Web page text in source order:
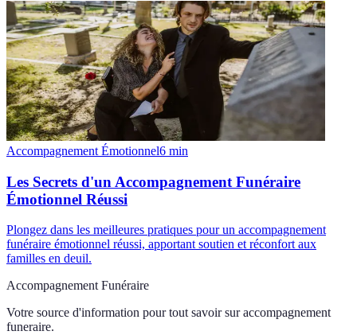
Accompagnement Émotionnel6 min
Les Secrets d'un Accompagnement Funéraire
Émotionnel Réussi
Plongez dans les meilleures pratiques pour un accompagnement
funéraire émotionnel réussi, apportant soutien et réconfort aux
familles en deuil.
Accompagnement Funéraire
Votre source d'information pour tout savoir sur accompagnement
funeraire.